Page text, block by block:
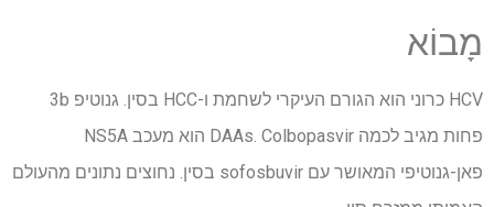
מָבוֹא
HCV כרוני הוא הגורם העיקרי לשחמת ו-HCC בסין. גנוטיפ 3b
פחות מגיב לכמה DAAs. Colbopasvir הוא מעכב NS5A
פאן-גנוטיפי המאושר עם sofosbuvir בסין. נחוצים נתונים מהעולם